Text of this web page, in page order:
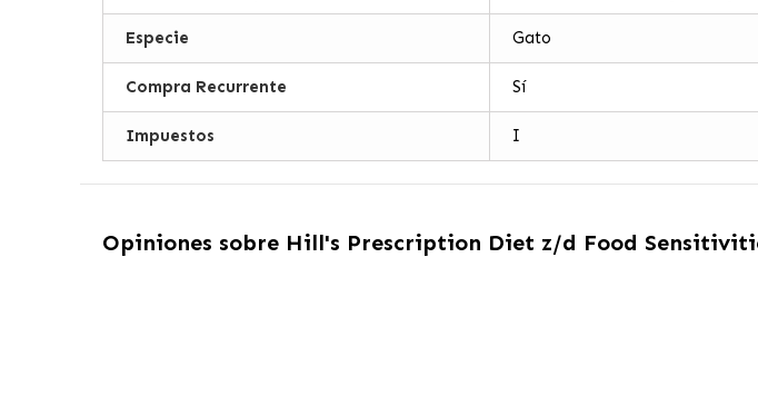
Especie Gato
Compra Recurrente Sí
Impuestos I
Opiniones sobre Hill's Prescription Diet z/d Food